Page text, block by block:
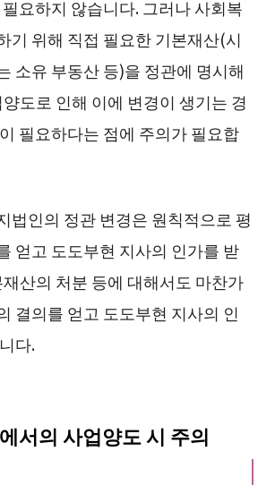
요하지 않습니다. 그러나 사회복
기 위해 직접 필요한 기본재산(시
소유 부동산 등)을 정관에 명시해
도로 인해 이에 변경이 생기는 경
필요하다는 점에 주의가 필요합
법인의 정관 변경은 원칙적으로 평
얻고 도도부현 지사의 인가를 받
산의 처분 등에 대해서도 마찬가
결의를 얻고 도도부현 지사의 인
다.
서의 사업양도 시 주의